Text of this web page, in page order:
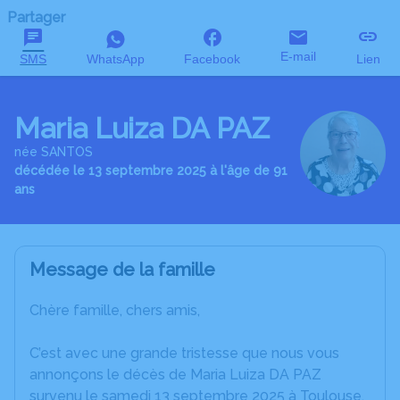
Partager
SMS WhatsApp Facebook E-mail Lien
Maria Luiza DA PAZ
née SANTOS
décédée le 13 septembre 2025 à l'âge de 91
ans
Message de la famille
Chère famille, chers amis,
C’est avec une grande tristesse que nous vous
annonçons le décès de Maria Luiza DA PAZ
survenu le samedi 13 septembre 2025 à Toulouse.